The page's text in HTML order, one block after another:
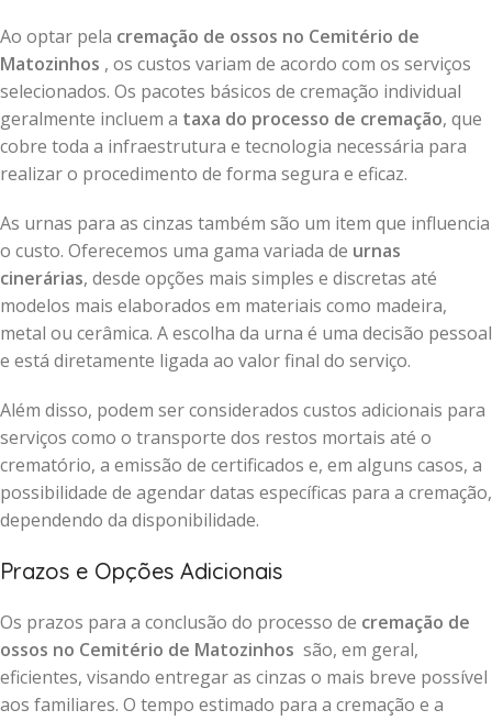
Ao optar pela cremação de ossos no Cemitério de
Matozinhos , os custos variam de acordo com os serviços
selecionados. Os pacotes básicos de cremação individual
geralmente incluem a taxa do processo de cremação, que
cobre toda a infraestrutura e tecnologia necessária para
realizar o procedimento de forma segura e eficaz.
As urnas para as cinzas também são um item que influencia
o custo. Oferecemos uma gama variada de urnas
cinerárias, desde opções mais simples e discretas até
modelos mais elaborados em materiais como madeira,
metal ou cerâmica. A escolha da urna é uma decisão pessoal
e está diretamente ligada ao valor final do serviço.
Além disso, podem ser considerados custos adicionais para
serviços como o transporte dos restos mortais até o
crematório, a emissão de certificados e, em alguns casos, a
possibilidade de agendar datas específicas para a cremação,
dependendo da disponibilidade.
Prazos e Opções Adicionais
Os prazos para a conclusão do processo de cremação de
ossos no Cemitério de Matozinhos são, em geral,
eficientes, visando entregar as cinzas o mais breve possível
aos familiares. O tempo estimado para a cremação e a